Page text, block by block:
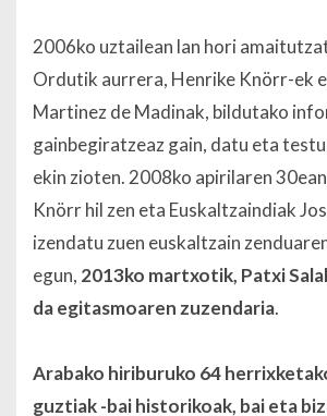
2006ko uztailean lan hori
Ordutik aurrera, Henrike Knörr-ek
Martinez de Madinak, bildutako
gainbegiratzeaz gain, datu eta
ekin zioten. 2008ko apirilaren
Knörr hil zen eta Euskaltzaindiak
izendatu zuen euskaltzain
egun, 2013ko martxotik, Patxi
da egitasmoaren zuzendaria.
Arabako hiriburuko 64
guztiak -bai historikoak, bai eta